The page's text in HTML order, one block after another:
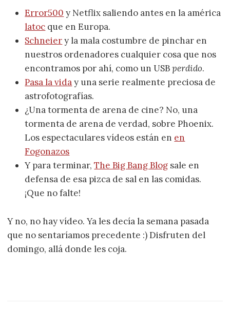
Error500 y Netflix saliendo antes en la américa
latoc que en Europa.
Schneiery la mala costumbre de pinchar en
nuestros ordenadores cualquier cosa que nos
encontramos por ahí, como un USBperdido.
Pasa la viday una serie realmente preciosa de
astrofotografías.
¿Una tormenta de arena de cine? No, una
tormenta de arena de verdad, sobre Phoenix.
Los espectaculares vídeos están en en
Fogonazos
Y para terminar,The Big Bang Blog sale en
defensa de esa pizca de sal en las comidas.
¡Que no falte!
Y no, no hay vídeo. Ya les decía la semana pasada
que no sentaríamos precedente :) Disfruten del
domingo, allá donde les coja.